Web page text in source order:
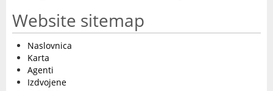
IZDVOJENE
Website sitemap
Naslovnica
Karta
Agenti
Izdvojene